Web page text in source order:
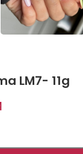
LM7- 11g